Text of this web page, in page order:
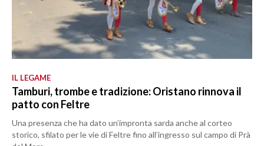
IL LEGAME
Tamburi, trombe e tradizione: Oristano rinnova il
patto con Feltre
Una presenza che ha dato un’impronta sarda anche al corteo
storico, sfilato per le vie di Feltre fino all’ingresso sul campo di Prà